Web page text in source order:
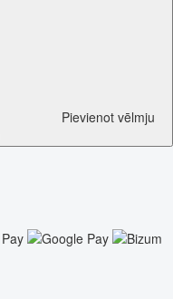
Pievienot vēlmju